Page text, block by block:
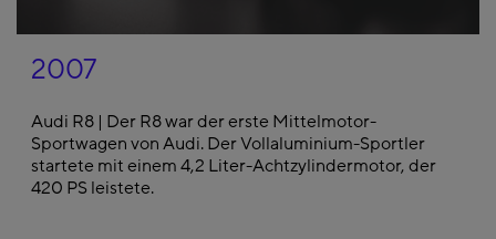
2007
Audi R8 | Der R8 war der erste Mittelmotor-
Sportwagen von Audi. Der Vollaluminium-Sportler
startete mit einem 4,2 Liter-Achtzylindermotor, der
420 PS leistete.